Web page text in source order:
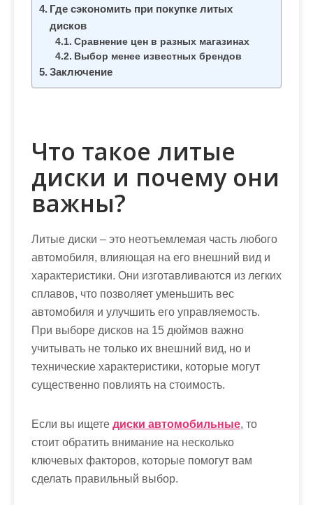
Где сэкономить при покупке литых
дисков
Сравнение цен в разных магазинах
Выбор менее известных брендов
Заключение
Что такое литые
диски и почему они
важны?
Литые диски – это неотъемлемая часть любого
автомобиля, влияющая на его внешний вид и
характеристики. Они изготавливаются из легких
сплавов, что позволяет уменьшить вес
автомобиля и улучшить его управляемость.
При выборе дисков на 15 дюймов важно
учитывать не только их внешний вид, но и
технические характеристики, которые могут
существенно повлиять на стоимость.
Если вы ищете диски автомобильные, то
стоит обратить внимание на несколько
ключевых факторов, которые помогут вам
сделать правильный выбор.